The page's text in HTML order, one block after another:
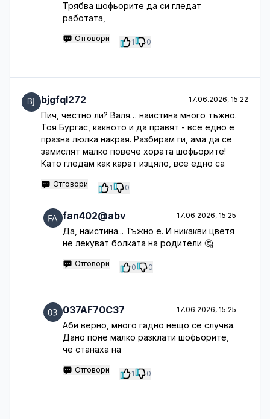
Трябва шофьорите да си гледат
работата,
Отговори 1 0
bjgfql272 17.06.2026, 15:22
Пич, честно ли? Валя… наистина много тъжно.
Тоя Бургас, каквото и да правят - все едно е
празна люлка накрая. Разбирам ги, ама да се
замислят малко повече хората шофьорите!
Като гледам как карат изцяло, все едно са
Отговори 1 0
fan402@abv 17.06.2026, 15:25
Да, наистина... Тъжно е. И никакви цветя
не лекуват болката на родители 🤔
Отговори 0 0
037AF70C37 17.06.2026, 15:25
Аби верно, много гадно нещо се случва.
Дано поне малко разклати шофьорите,
че станаха на
Отговори 1 0